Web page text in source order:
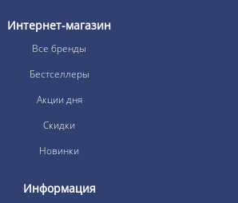
Интернет-магазин
Все бренды
Бестселлеры
Акции дня
Скидки
Новинки
Информация